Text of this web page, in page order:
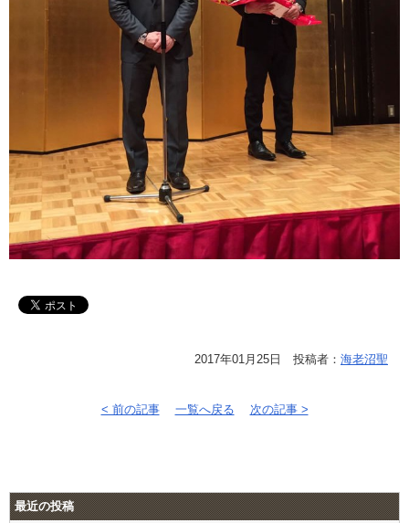
2017年01月25日 投稿者： 海老沼聖
< 前の記事 一覧へ戻る 次の記事 >
最近の投稿